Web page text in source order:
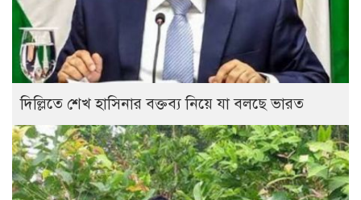
দিল্লিতে শেখ হাসিনার বক্তব্য নিয়ে যা বলছে ভারত